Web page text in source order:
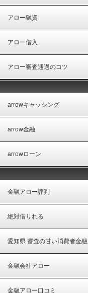
アロー融資
アロー借入
アロー審査通過のコツ
arrowキャッシング
arrow金融
arrowローン
金融アロー評判
絶対借りれる
愛知県 審査の甘い消費者金融
金融会社アロー
金融アロー口コミ